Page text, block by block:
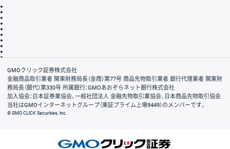
会社案内
GMOクリック証券株式会社
金融商品取引業者 関東財務局長（金商）第77号 商品先物取引業者 銀行代理業者 関東財
務局長（銀代）第330号 所属銀行：GMOあおぞらネット銀行株式会社
加入協会：日本証券業協会、一般社団法人 金融先物取引業協会、日本商品先物取引協会
当社はGMOインターネットグループ（東証プライム上場9449）のメンバーです。
© GMO CLICK Securities, Inc.